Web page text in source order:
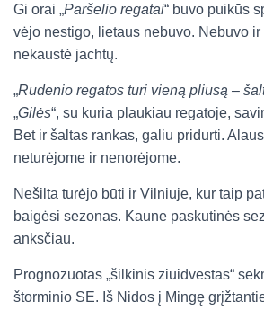
Gi orai „Paršelio regatai“ buvo puikūs
vėjo nestigo, lietaus nebuvo. Nebuvo
nekaustė jachtų.
„Rudenio regatos turi vieną pliusą –
„Gilės“, su kuria plaukiau regatoje,
Bet ir šaltas rankas, galiu pridurti.
neturėjome ir nenorėjome.
Nešilta turėjo būti ir Vilniuje, kur taip
baigėsi sezonas. Kaune paskutinės
anksčiau.
Prognozuotas „šilkinis ziuidvestas“
štorminio SE. Iš Nidos į Mingę